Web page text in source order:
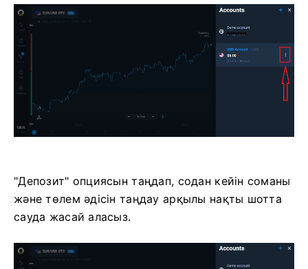
"Депозит" опциясын таңдап, содан кейін соманы
және төлем әдісін таңдау арқылы нақты шотта